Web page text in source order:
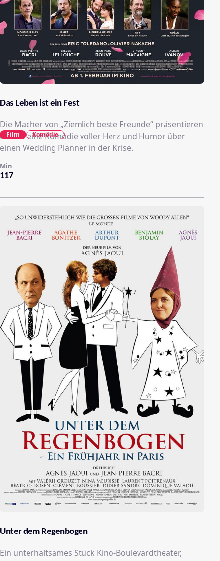
Das Leben ist ein Fest
Die Macher von „Ziemlich beste Freunde“ präsentieren
erneut eine Komödie voller Herz und Humor über
einen Wedding Planner in der Krise.
117
Min.
Film Komödie
Unter dem Regenbogen
Ein unterhaltsames Stück Kino-Boulevardtheater,